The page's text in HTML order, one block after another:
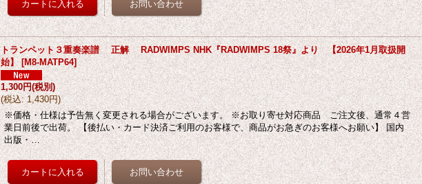
トランペット３重奏楽譜 正解 RADWIMPS NHK『RADWIMPS 18祭』より 【2026年1月取扱開
始】 [M8-MATP64]
1,300円(税別)
(税込: 1,430円)
※価格・仕様は予告無く変更される場合がございます。 ※お取り寄せ対応商品 ご注文後、通常４営
業日前後で出荷。 【後払い・カード決済ご利用のお客様で、商品がお急ぎのお客様へお願い】 国内
出版・…